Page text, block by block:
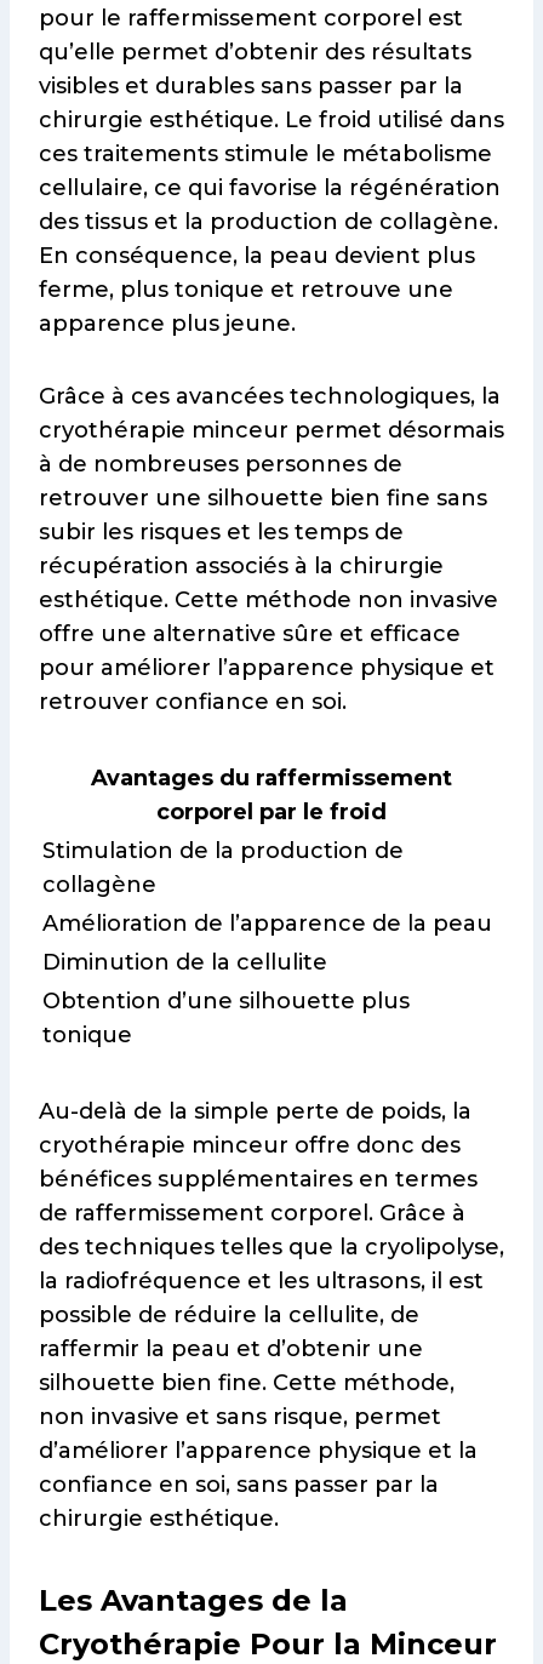
pour le raffermissement corporel est
qu’elle permet d’obtenir des résultats
visibles et durables sans passer par la
chirurgie esthétique. Le froid utilisé dans
ces traitements stimule le métabolisme
cellulaire, ce qui favorise la régénération
des tissus et la production de collagène.
En conséquence, la peau devient plus
ferme, plus tonique et retrouve une
apparence plus jeune.
Grâce à ces avancées technologiques, la
cryothérapie minceur permet désormais
à de nombreuses personnes de
retrouver une silhouette bien fine sans
subir les risques et les temps de
récupération associés à la chirurgie
esthétique. Cette méthode non invasive
offre une alternative sûre et efficace
pour améliorer l’apparence physique et
retrouver confiance en soi.
Avantages du raffermissement
corporel par le froid
Stimulation de la production de
collagène
Amélioration de l’apparence de la peau
Diminution de la cellulite
Obtention d’une silhouette plus
tonique
Au-delà de la simple perte de poids, la
cryothérapie minceur offre donc des
bénéfices supplémentaires en termes
de raffermissement corporel. Grâce à
des techniques telles que la cryolipolyse,
la radiofréquence et les ultrasons, il est
possible de réduire la cellulite, de
raffermir la peau et d’obtenir une
silhouette bien fine. Cette méthode,
non invasive et sans risque, permet
d’améliorer l’apparence physique et la
confiance en soi, sans passer par la
chirurgie esthétique.
Les Avantages de la
Cryothérapie Pour la Minceur